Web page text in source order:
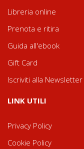
Libreria online
Prenota e ritira
Guida all'ebook
Gift Card
Iscriviti alla Newsletter
LINK UTILI
Privacy Policy
Cookie Policy